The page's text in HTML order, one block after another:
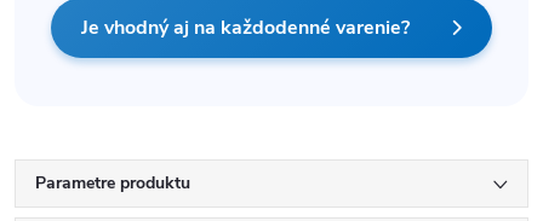
Je vhodný aj na každodenné varenie?
Parametre produktu